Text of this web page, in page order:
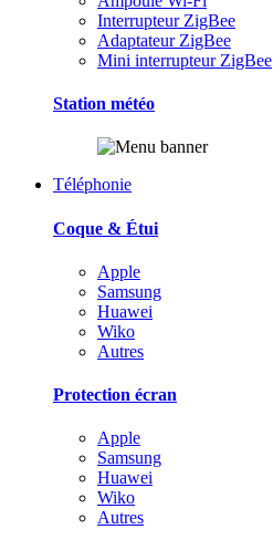
Interrupteur ZigBee
Adaptateur ZigBee
Mini interrupteur ZigBee
Station météo
Téléphonie
Coque & Étui
Apple
Samsung
Huawei
Wiko
Autres
Protection écran
Apple
Samsung
Huawei
Wiko
Autres